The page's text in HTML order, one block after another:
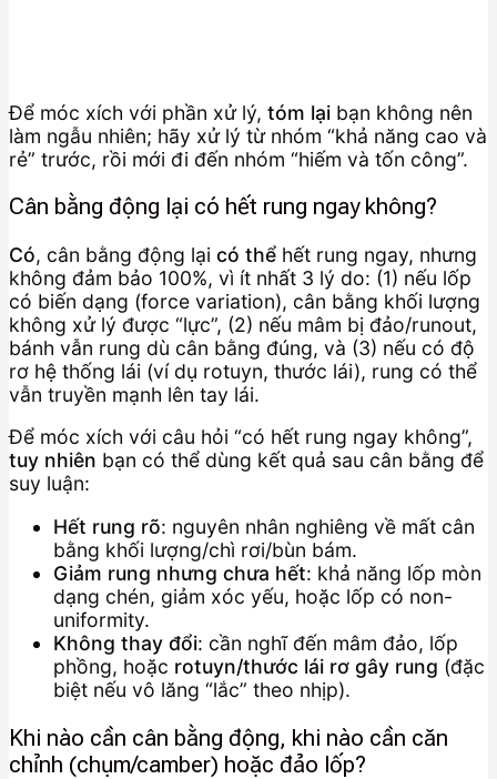
Để móc xích với phần xử lý, tóm lại bạn không nên
làm ngẫu nhiên; hãy xử lý từ nhóm “khả năng cao và
rẻ” trước, rồi mới đi đến nhóm “hiếm và tốn công”.
Cân bằng động lại có hết rung ngay không?
Có, cân bằng động lại có thể hết rung ngay, nhưng
không đảm bảo 100%, vì ít nhất 3 lý do: (1) nếu lốp
có biến dạng (force variation), cân bằng khối lượng
không xử lý được “lực”, (2) nếu mâm bị đảo/runout,
bánh vẫn rung dù cân bằng đúng, và (3) nếu có độ
rơ hệ thống lái (ví dụ rotuyn, thước lái), rung có thể
vẫn truyền mạnh lên tay lái.
Để móc xích với câu hỏi “có hết rung ngay không”,
tuy nhiên bạn có thể dùng kết quả sau cân bằng để
suy luận:
Hết rung rõ: nguyên nhân nghiêng về mất cân
bằng khối lượng/chì rơi/bùn bám.
Giảm rung nhưng chưa hết: khả năng lốp mòn
dạng chén, giảm xóc yếu, hoặc lốp có non-
uniformity.
Không thay đổi: cần nghĩ đến mâm đảo, lốp
phồng, hoặc rotuyn/thước lái rơ gây rung (đặc
biệt nếu vô lăng “lắc” theo nhịp).
Khi nào cần cân bằng động, khi nào cần căn
chỉnh (chụm/camber) hoặc đảo lốp?